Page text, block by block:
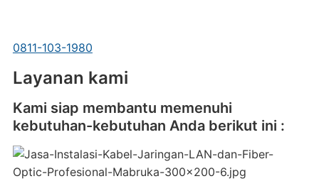
0811-103-1980
Layanan kami
Kami siap membantu memenuhi
kebutuhan-kebutuhan Anda berikut ini :